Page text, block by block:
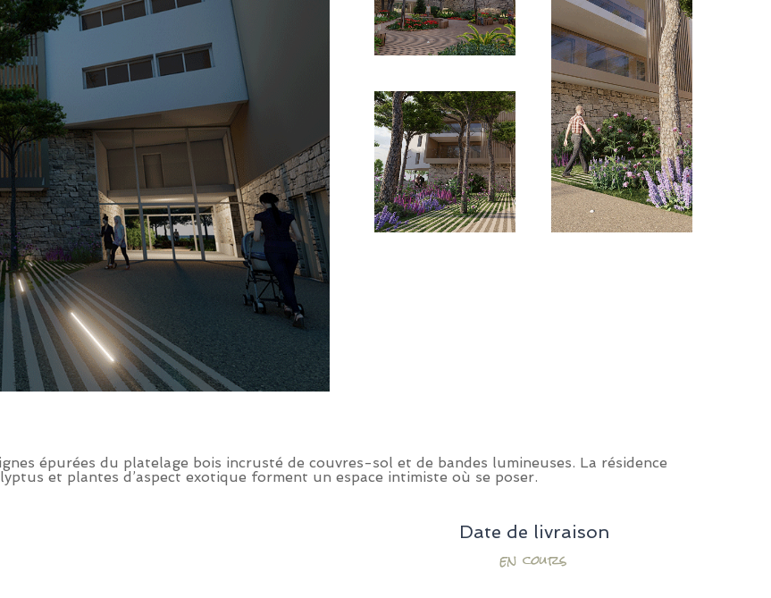
épurées du platelage bois incrusté de couvres-sol et de bandes lumineuses. La résidence
et plantes d’aspect exotique forment un espace intimiste où se poser.
Date de livraison
en cours